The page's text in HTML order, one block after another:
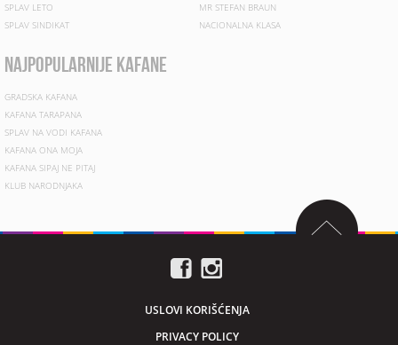
SPLAV LETO
SPLAV SINDIKAT
MR STEFAN BRAUN
NACIONALNA KLASA
najpopularnije kafane
GRADSKA KAFANA
KAFANA TARAPANA
SPLAV NA VODI KAFANA
KAFANA ONA MOJA
KAFANA SIPAJ NE PITAJ
KLUB NARODNJAKA
USLOVI KORIŠĆENJA
PRIVACY POLICY